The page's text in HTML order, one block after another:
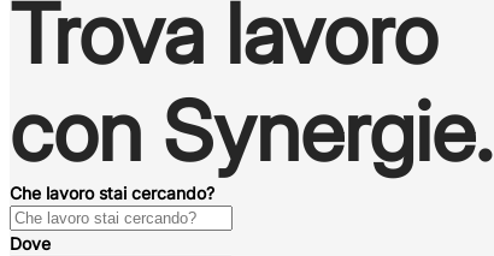
Trova lavoro
con Synergie.
Che lavoro stai cercando?
Dove